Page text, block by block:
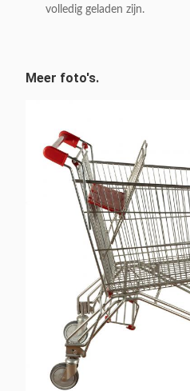
volledig geladen zijn.
Meer foto's.